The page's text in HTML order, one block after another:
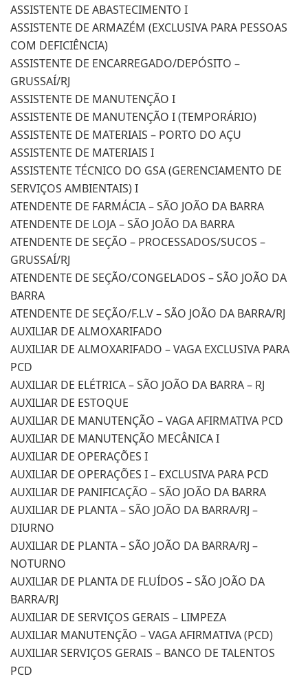
ASSISTENTE DE ABASTECIMENTO I
ASSISTENTE DE ARMAZÉM (EXCLUSIVA PARA PESSOAS
COM DEFICIÊNCIA)
ASSISTENTE DE ENCARREGADO/DEPÓSITO –
GRUSSAÍ/RJ
ASSISTENTE DE MANUTENÇÃO I
ASSISTENTE DE MANUTENÇÃO I (TEMPORÁRIO)
ASSISTENTE DE MATERIAIS – PORTO DO AÇU
ASSISTENTE DE MATERIAIS I
ASSISTENTE TÉCNICO DO GSA (GERENCIAMENTO DE
SERVIÇOS AMBIENTAIS) I
ATENDENTE DE FARMÁCIA – SÃO JOÃO DA BARRA
ATENDENTE DE LOJA – SÃO JOÃO DA BARRA
ATENDENTE DE SEÇÃO – PROCESSADOS/SUCOS –
GRUSSAÍ/RJ
ATENDENTE DE SEÇÃO/CONGELADOS – SÃO JOÃO DA
BARRA
ATENDENTE DE SEÇÃO/F.L.V – SÃO JOÃO DA BARRA/RJ
AUXILIAR DE ALMOXARIFADO
AUXILIAR DE ALMOXARIFADO – VAGA EXCLUSIVA PARA
PCD
AUXILIAR DE ELÉTRICA – SÃO JOÃO DA BARRA – RJ
AUXILIAR DE ESTOQUE
AUXILIAR DE MANUTENÇÃO – VAGA AFIRMATIVA PCD
AUXILIAR DE MANUTENÇÃO MECÂNICA I
AUXILIAR DE OPERAÇÕES I
AUXILIAR DE OPERAÇÕES I – EXCLUSIVA PARA PCD
AUXILIAR DE PANIFICAÇÃO – SÃO JOÃO DA BARRA
AUXILIAR DE PLANTA – SÃO JOÃO DA BARRA/RJ –
DIURNO
AUXILIAR DE PLANTA – SÃO JOÃO DA BARRA/RJ –
NOTURNO
AUXILIAR DE PLANTA DE FLUÍDOS – SÃO JOÃO DA
BARRA/RJ
AUXILIAR DE SERVIÇOS GERAIS – LIMPEZA
AUXILIAR MANUTENÇÃO – VAGA AFIRMATIVA (PCD)
AUXILIAR SERVIÇOS GERAIS – BANCO DE TALENTOS
PCD